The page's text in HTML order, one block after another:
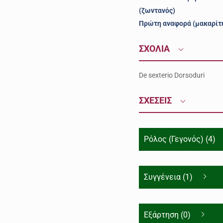
(ζωντανός)
Πρώτη αναφορά
ΣΧΟΛΙΑ
De sexterio Dorsoduri
ΣΧΕΣΕΙΣ
Ρόλος (Γεγονός) (4)
Συγγένεια (1)
Εξάρτηση (0)